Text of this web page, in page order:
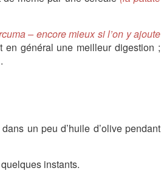
– encore mieux si l’on y ajoute
en général une meilleur digestion ;
un peu d’huile d’olive pendant
instants.